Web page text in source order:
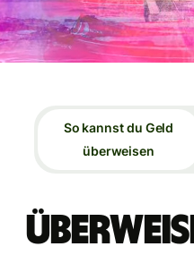
So kannst du Geld
überweisen